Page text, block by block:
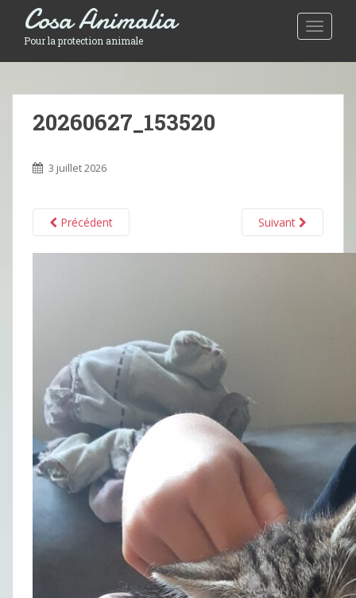
Toggle
Cosa Animalia
Pour la protection animale
20260627_153520
3 juillet 2026
Précédent Suivant